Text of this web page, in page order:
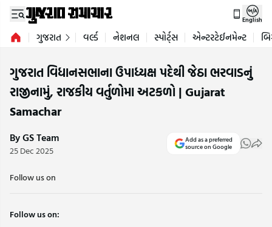
English
ગુજરાત વર્લ્ડ નેશનલ સ્પોર્ટ્સ એન્ટરટેઈનમેન્ટ
ગુજરાત વિધાનસભાના ઉપાધ્યક્ષ પદેથી જેઠા ભરવાડનું
રાજીનામું, રાજકીય વર્તુળોમા અટકળો | Gujarat
Samachar
By GS Team
25 Dec 2025
Add as a preferred
source on Google
Follow us on
Follow us on: